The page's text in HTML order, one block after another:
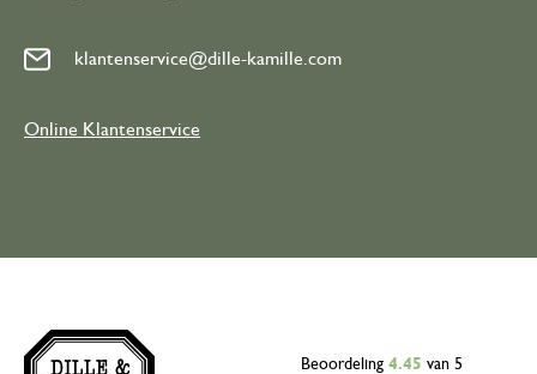
klantenservice@dille-kamille.com
Online Klantenservice
Beoordeling 4.45 van 5